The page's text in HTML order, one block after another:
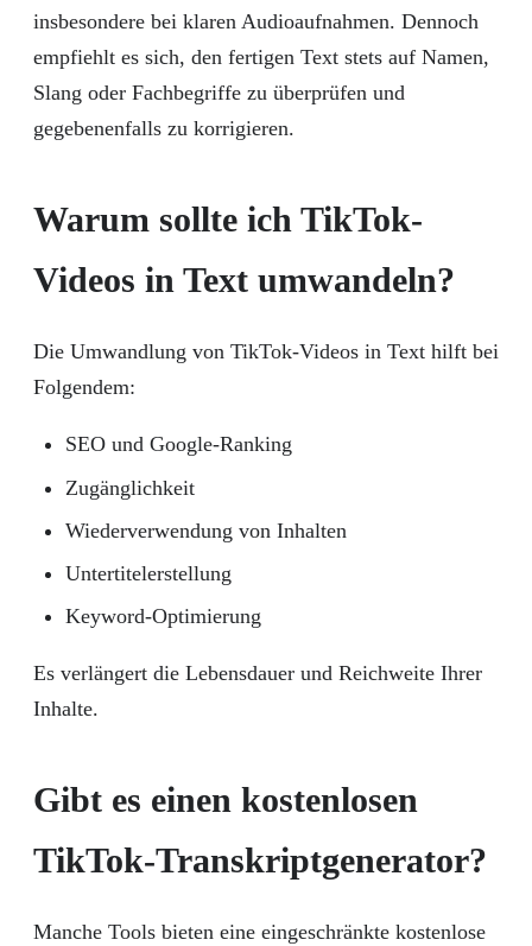
insbesondere bei klaren Audioaufnahmen. Dennoch
empfiehlt es sich, den fertigen Text stets auf Namen,
Slang oder Fachbegriffe zu überprüfen und
gegebenenfalls zu korrigieren.
Warum sollte ich TikTok-
Videos in Text umwandeln?
Die Umwandlung von TikTok-Videos in Text hilft bei
Folgendem:
SEO und Google-Ranking
Zugänglichkeit
Wiederverwendung von Inhalten
Untertitelerstellung
Keyword-Optimierung
Es verlängert die Lebensdauer und Reichweite Ihrer
Inhalte.
Gibt es einen kostenlosen
TikTok-Transkriptgenerator?
Manche Tools bieten eine eingeschränkte kostenlose